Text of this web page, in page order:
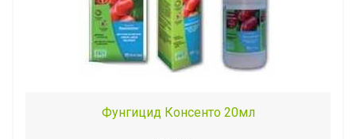
Фунгицид Консенто 20мл